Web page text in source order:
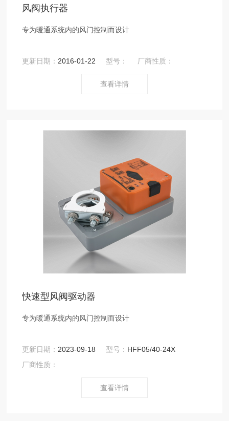
风阀执行器
专为暖通系统内的风门控制而设计
更新日期： 2016-01-22 型号： 厂商性质：
查看详情
快速型风阀驱动器
专为暖通系统内的风门控制而设计
更新日期： 2023-09-18 型号： HFF05/40-24X
厂商性质：
查看详情